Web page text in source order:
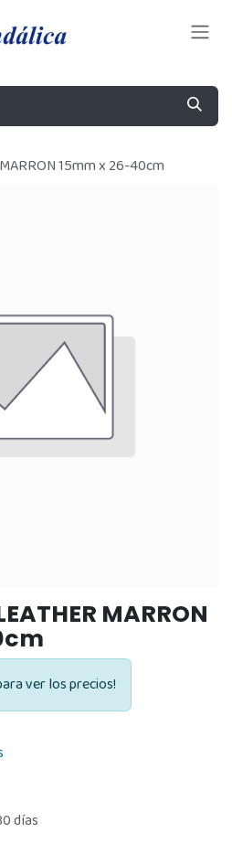
15mm x 26-40cm
MARRON
ver los precios!
días